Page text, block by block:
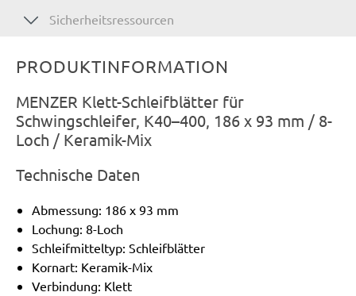
Sicherheitsressourcen
PRODUKTINFORMATION
MENZER Klett-Schleifblätter für
Schwingschleifer, K40–400, 186 x 93 mm / 8-
Loch / Keramik-Mix
Technische Daten
Abmessung: 186 x 93 mm
Lochung: 8-Loch
Schleifmitteltyp: Schleifblätter
Kornart: Keramik-Mix
Verbindung: Klett